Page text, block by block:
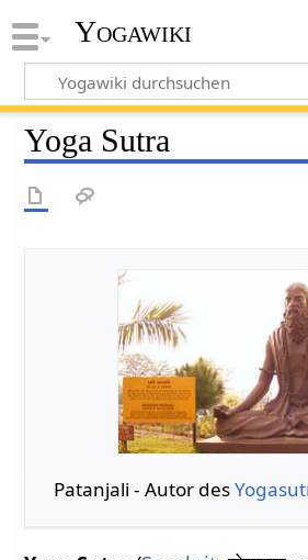
Yogawiki
Yoga Sutra
Patanjali - Autor des